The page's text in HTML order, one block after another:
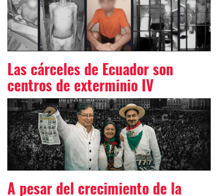
Las cárceles de Ecuador son
centros de exterminio IV
A pesar del crecimiento de la